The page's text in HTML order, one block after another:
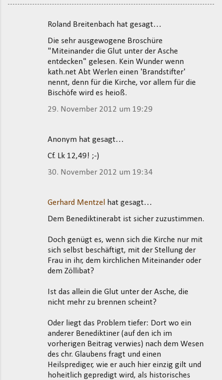
Roland Breitenbach hat gesagt…
Die sehr ausgewogene Broschüre
"Miteinander die Glut unter der Asche
entdecken" gelesen. Kein Wunder wenn
kath.net Abt Werlen einen 'Brandstifter'
nennt, denn für die Kirche, vor allem für die
Bischöfe wird es heioß.
29. November 2012 um 19:29
Anonym hat gesagt…
Cf. Lk 12,49! ;-)
30. November 2012 um 19:34
Gerhard Mentzel
hat gesagt…
Dem Benediktinerabt ist sicher zuzustimmen.
Doch genügt es, wenn sich die Kirche nur mit
sich selbst beschäftigt, mit der Stellung der
Frau in ihr, dem kirchlichen Miteinander oder
dem Zöllibat?
Ist das allein die Glut unter der Asche, die
nicht mehr zu brennen scheint?
Oder liegt das Problem tiefer: Dort wo ein
anderer Benediktiner (auf den ich im
vorherigen Beitrag verwies) nach dem Wesen
des chr. Glaubens fragt und einen
Heilsprediger, wie er auch hier einzig gilt und
hoheitlich gepredigt wird, als historisches